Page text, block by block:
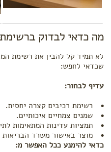
מה כדאי לבדוק
לא תמיד קל להבין את רשימת
שכדאי לחפש:
עדיף לבחור:
רשימת רכיבים קצרה יחסית.
שמנים צמחיים איכותיים.
תמציות עדינות המתאימות
מוצר באישור משרד הבריאות
כדאי להימנע ככל האפשר מ: